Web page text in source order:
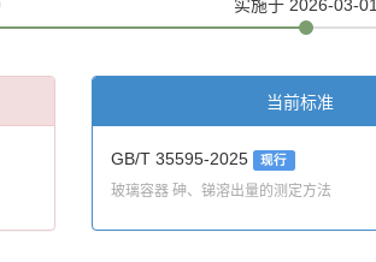
实施于 2026-03-01
当前标准
GB/T 35595-2025 现行
玻璃容器 砷、锑溶出量的测定方法